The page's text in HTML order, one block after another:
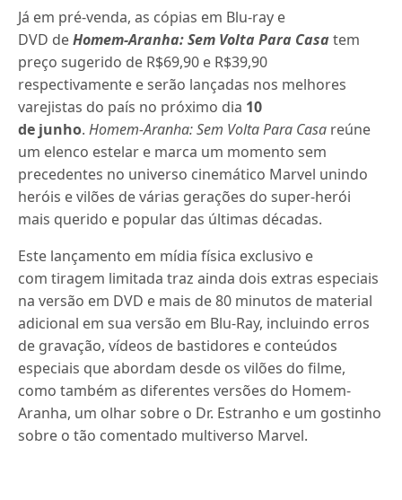
Já em pré-venda, as cópias em Blu-ray e
DVD deHomem-Aranha: Sem Volta Para Casa tem
preço sugerido de R$69,90 e R$39,90
respectivamente e serão lançadas nos melhores
varejistas do país no próximo dia 10
de junho.Homem-Aranha: Sem Volta Para Casa reúne
um elenco estelar e marca um momento sem
precedentes no universo cinemático Marvel unindo
heróis e vilões de várias gerações do super-herói
mais querido e popular das últimas décadas.
Este lançamento em mídia física exclusivo e
com tiragem limitada traz ainda dois extras especiais
na versão em DVD e mais de 80 minutos de material
adicional em sua versão em Blu-Ray, incluindo erros
de gravação, vídeos de bastidores e conteúdos
especiais que abordam desde os vilões do filme,
como também as diferentes versões do Homem-
Aranha, um olhar sobre o Dr. Estranho e um gostinho
sobre o tão comentado multiverso Marvel.